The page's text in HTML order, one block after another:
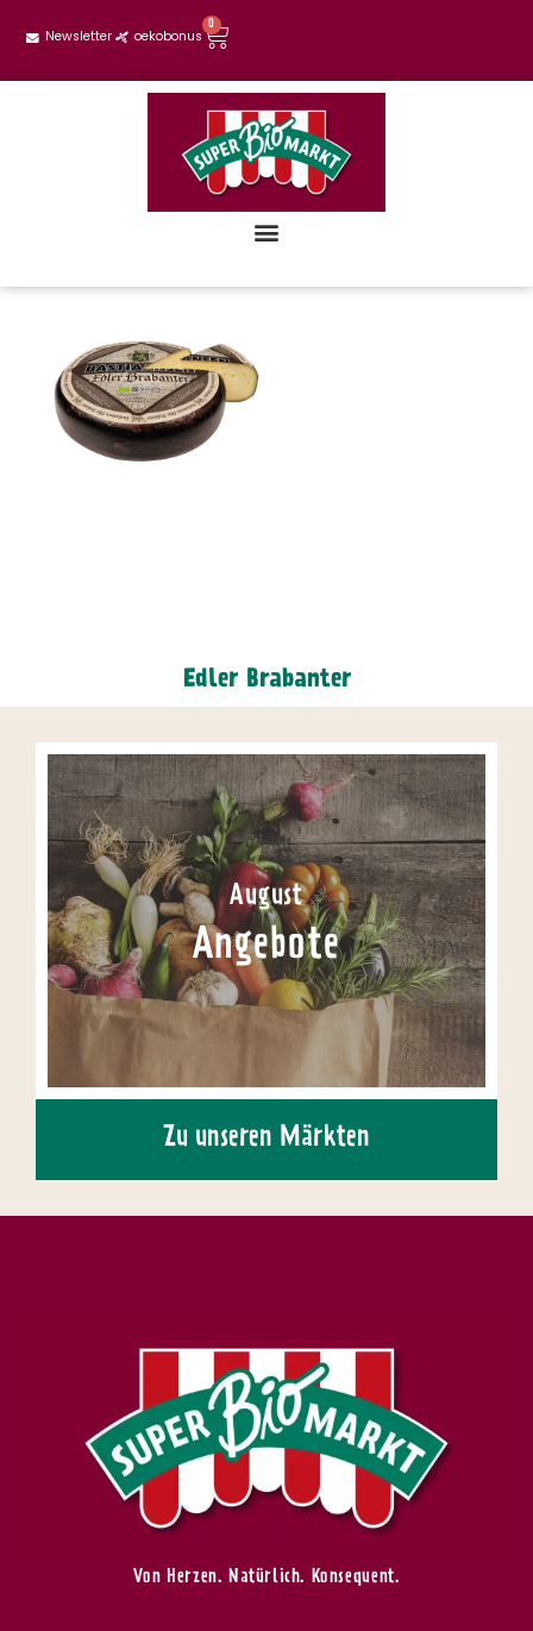
Newsletter oekobonus
0
Edler Brabanter
August
Angebote
Zu unseren Märkten
Von Herzen. Natürlich. Konsequent.